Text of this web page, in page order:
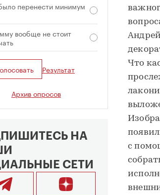
Что
с
перенести минимум
вообще не стоит
Результат
Архив опросов
НА
СЕТИ